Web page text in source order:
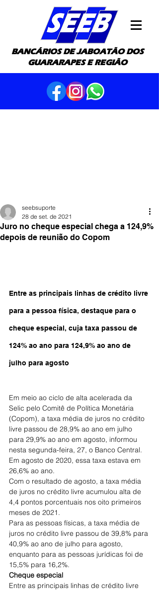
BANCÁRIOS DE JABOATÃO DOS
GUARARAPES E REGIÃO
Juro no cheque especial chega a 124,9%
depois de reunião do Copom
seebsuporte
28 de set. de 2021
Entre as principais linhas de crédito livre
para a pessoa física, destaque para o
cheque especial, cuja taxa passou de
124% ao ano para 124,9% ao ano de
julho para agosto
Em meio ao ciclo de alta acelerada da
Selic pelo Comitê de Política Monetária
(Copom), a taxa média de juros no crédito
livre passou de 28,9% ao ano em julho
para 29,9% ao ano em agosto, informou
nesta segunda-feira, 27, o Banco Central.
Em agosto de 2020, essa taxa estava em
26,6% ao ano.
Com o resultado de agosto, a taxa média
de juros no crédito livre acumulou alta de
4,4 pontos porcentuais nos oito primeiros
meses de 2021.
Para as pessoas físicas, a taxa média de
juros no crédito livre passou de 39,8% para
40,9% ao ano de julho para agosto,
enquanto para as pessoas jurídicas foi de
15,5% para 16,2%.
Cheque especial
Entre as principais linhas de crédito livre